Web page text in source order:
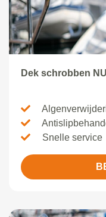
Dek schrobben
Snelle service